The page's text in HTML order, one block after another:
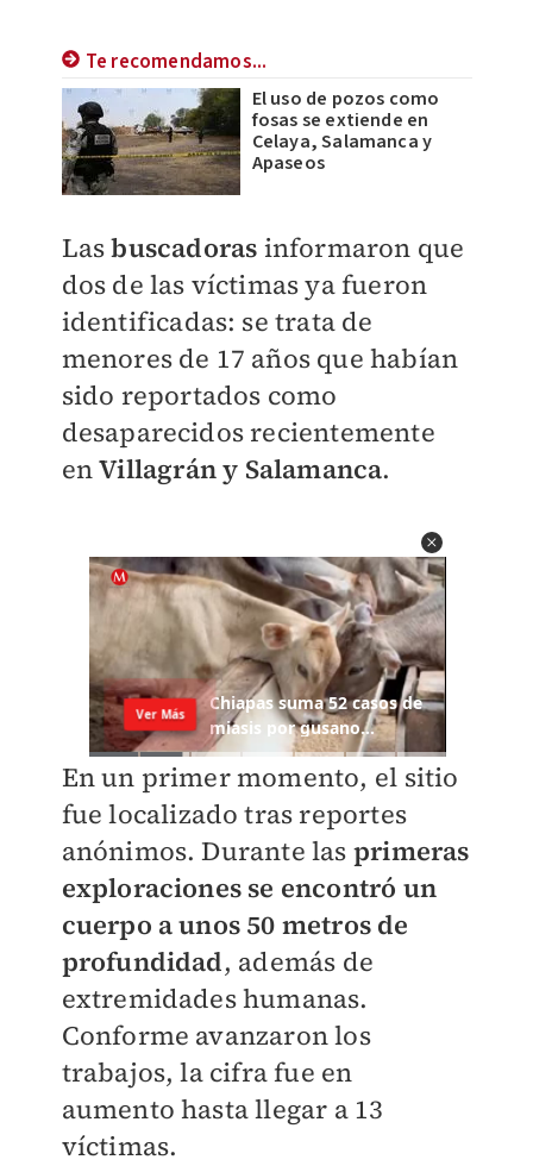
Te recomendamos...
El uso de pozos como
fosas se extiende en
Celaya, Salamanca y
Apaseos
​Lasbuscadoras informaron que
dos de las víctimas ya fueron
identificadas: se trata de
menores de 17 años que habían
sido reportados como
desaparecidos recientemente
enVillagrán y Salamanca.
En un primer momento, el sitio
fue localizado tras reportes
anónimos. Durante las primeras
exploraciones se encontró un
cuerpo a unos 50 metros de
profundidad, además de
extremidades humanas.
Conforme avanzaron los
trabajos, la cifra fue en
aumento hasta llegar a 13
víctimas.